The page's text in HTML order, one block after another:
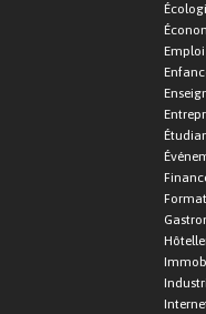
Emploi